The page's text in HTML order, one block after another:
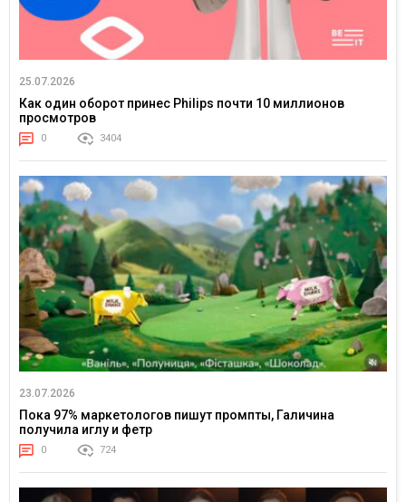
25.07.2026
Как один оборот принес Philips почти 10 миллионов
просмотров
0 3404
23.07.2026
Пока 97% маркетологов пишут промпты, Галичина
получила иглу и фетр
0 724